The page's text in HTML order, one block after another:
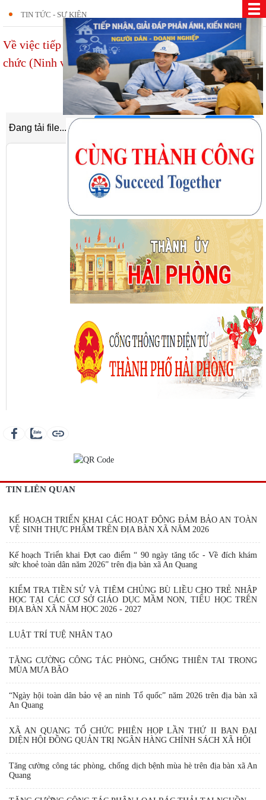
TIN TỨC - SỰ KIỆN
Về việc tiếp nhận và phân công công tác đối với viên
chức (Ninh văn Phú)
19/03/2026
TIN LIÊN QUAN
KẾ HOẠCH TRIỂN KHAI CÁC HOẠT ĐỘNG ĐẢM BẢO AN TOÀN
VỆ SINH THỰC PHẨM TRÊN ĐỊA BÀN XÃ NĂM 2026
Kế hoạch Triển khai Đợt cao điểm “ 90 ngày tăng tốc - Về đích khám
sức khoẻ toàn dân năm 2026” trên địa bàn xã An Quang
KIỂM TRA TIỀN SỬ VÀ TIÊM CHỦNG BÙ LIỀU CHO TRẺ NHẬP
HỌC TẠI CÁC CƠ SỞ GIÁO DỤC MẦM NON, TIỂU HỌC TRÊN
ĐỊA BÀN XÃ NĂM HỌC 2026 - 2027
LUẬT TRÍ TUỆ NHÂN TẠO
TĂNG CƯỜNG CÔNG TÁC PHÒNG, CHỐNG THIÊN TAI TRONG
MÙA MƯA BÃO
“Ngày hội toàn dân bảo vệ an ninh Tổ quốc” năm 2026 trên địa bàn xã
An Quang
XÃ AN QUANG TỔ CHỨC PHIÊN HỌP LẦN THỨ II BAN ĐẠI
DIỆN HỘI ĐỒNG QUẢN TRỊ NGÂN HÀNG CHÍNH SÁCH XÃ HỘI
Tăng cường công tác phòng, chống dịch bệnh mùa hè trên địa bàn xã An
Quang